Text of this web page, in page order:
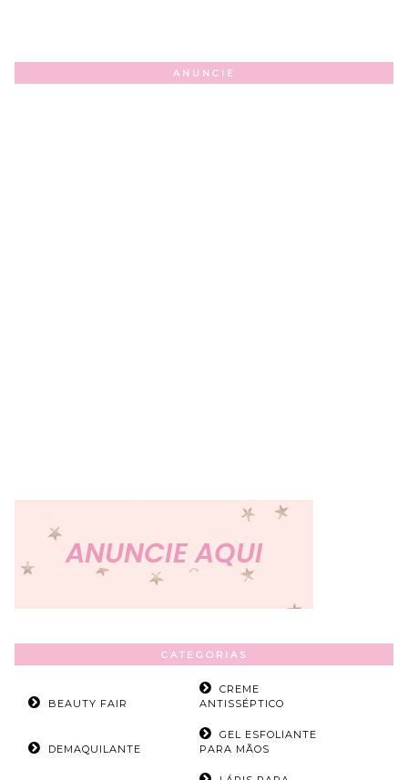
ANUNCIE
CATEGORIAS
BEAUTY FAIR
CREME
ANTISSÉPTICO
DEMAQUILANTE
GEL ESFOLIANTE
PARA MÃOS